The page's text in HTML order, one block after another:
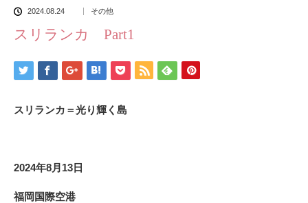
2024.08.24 その他
スリランカ Part1
スリランカ＝光り輝く島
2024年8月13日
福岡国際空港